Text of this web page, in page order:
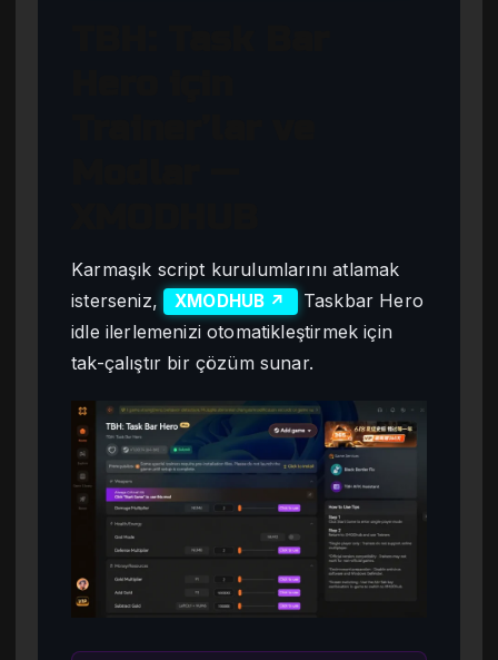
Karmaşık script kurulumlarını atlamak
isterseniz,
XMODHUB ↗
Taskbar Hero
idle ilerlemenizi otomatikleştirmek için
tak-çalıştır bir çözüm sunar.